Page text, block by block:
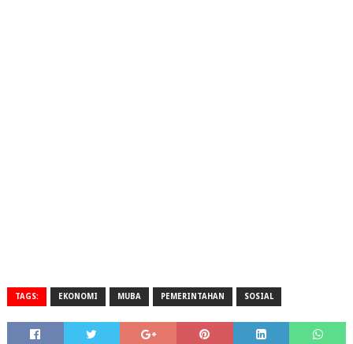
TAGS: EKONOMI MUBA PEMERINTAHAN SOSIAL